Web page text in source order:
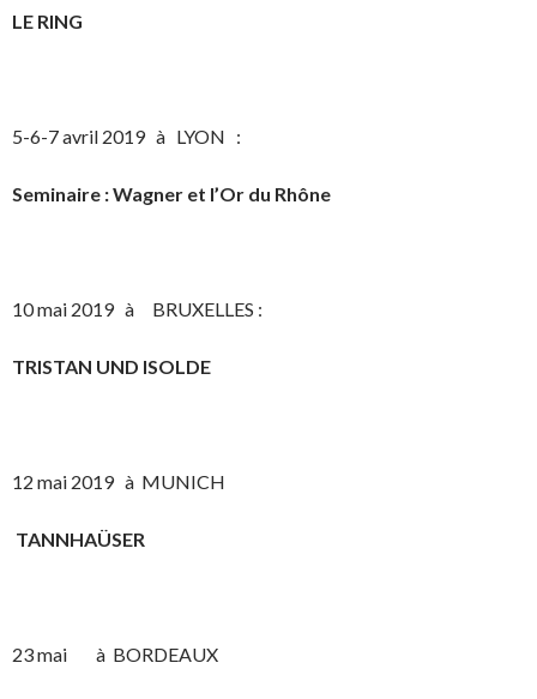
LE RING
5-6-7 avril 2019 à LYON :
Seminaire : Wagner et l’Or du Rhône
10 mai 2019 à BRUXELLES :
TRISTAN UND ISOLDE
12 mai 2019 à MUNICH
TANNHAÜSER
23 mai à BORDEAUX